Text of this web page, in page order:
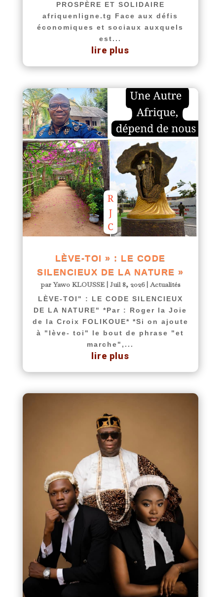
PROSPÈRE ET SOLIDAIRE
afriquenligne.tg Face aux défis
économiques et sociaux auxquels
est...
lire plus
LÈVE-TOI » : LE CODE
SILENCIEUX DE LA NATURE »
parYawo KLOUSSE| Juil 8, 2026|Actualités
LÈVE-TOI" : LE CODE SILENCIEUX
DE LA NATURE" *Par : Roger la Joie
de la Croix FOLIKOUE* *Si on ajoute
à "lève- toi" le bout de phrase "et
marche",...
lire plus